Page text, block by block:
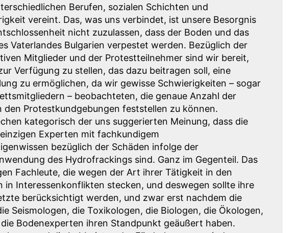
Berufen, sozialen Schichten und
vereint. Das, was uns verbindet, ist unsere Besorgnis
nicht zuzulassen, dass der Boden und das
Vaterlandes Bulgarien verpestet werden. Bezüglich der
Mitglieder und der Protestteilnehmer sind wir bereit,
Verfügung zu stellen, das dazu beitragen soll, eine
zu ermöglichen, da wir gewisse Schwierigkeiten – sogar
– beobachteten, die genaue Anzahl der
den Protestkundgebungen feststellen zu können.
kategorisch der uns suggerierten Meinung, dass die
Experten mit fachkundigem
bezüglich der Schäden infolge der
des Hydrofrackings sind. Ganz im Gegenteil. Das
Fachleute, die wegen der Art ihrer Tätigkeit in den
in Interessenkonflikten stecken, und deswegen sollte ihre
berücksichtigt werden, und zwar erst nachdem die
Seismologen, die Toxikologen, die Biologen, die Ökologen,
Bodenexperten ihren Standpunkt geäußert haben.